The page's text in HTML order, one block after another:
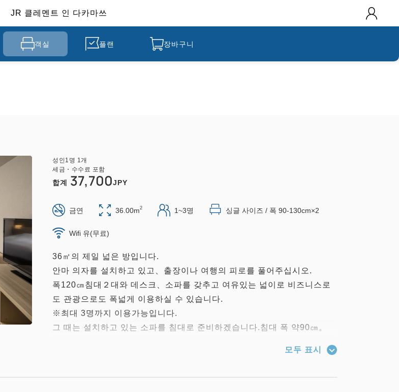
JR 클레멘트 인 다카마쓰
객실 플랜 장바구니
성인 1 명 1개
세금・수수료 포함
합계 37,700JPY
금연 36.00m2 1~3명 싱글 사이즈 / 폭 90-130cm×2
Wifi 유(무료)
36㎡의 제일 넓은 방입니다.
안마 의자를 설치하고 있고、출장이나 여행의 피로를 풀어주십시오.
폭120㎝침대２대와 데스크、소파를 갖추고 여유있는 넓이로 비즈니스로
도 관광으로도 폭넓게 이용하실 수 있습니다.
※최대 3명까지 이용가능입니다.
그 때는 설치하고 있는 소파를 침대로 준비하겠습니다.침대 폭 약90㎝。
모두 표시